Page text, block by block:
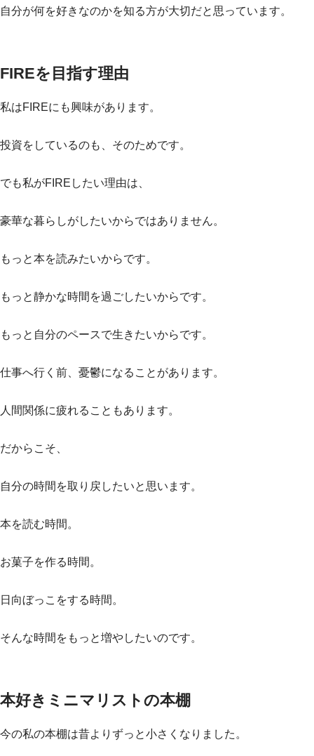
自分が何を好きなのかを知る方が大切だと思っています。
FIREを目指す理由
私はFIREにも興味があります。
投資をしているのも、そのためです。
でも私がFIREしたい理由は、
豪華な暮らしがしたいからではありません。
もっと本を読みたいからです。
もっと静かな時間を過ごしたいからです。
もっと自分のペースで生きたいからです。
仕事へ行く前、憂鬱になることがあります。
人間関係に疲れることもあります。
だからこそ、
自分の時間を取り戻したいと思います。
本を読む時間。
お菓子を作る時間。
日向ぼっこをする時間。
そんな時間をもっと増やしたいのです。
本好きミニマリストの本棚
今の私の本棚は昔よりずっと小さくなりました。